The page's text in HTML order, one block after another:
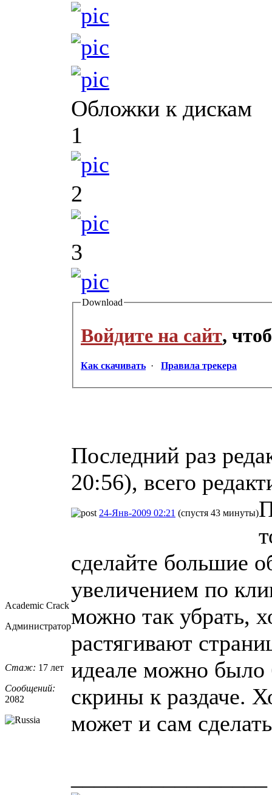
Обложки к дискам
1
2
3
Download
Войдите на сайт,
Как скачивать · Правила трекера
Последний раз
20:56), всего
Academic Crack
Администратор
Стаж: 17 лет
Сообщений:
2082
24-Янв-2009 02:21 (спустя 43 минуты)
сделайте большие
увеличением по
можно так убрать,
растягивают
идеале можно
скрины к раздаче.
может и сам